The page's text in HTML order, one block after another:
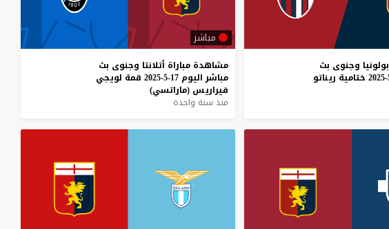
بولونيا وجنوى بث
ختامية ريناتو
مباشر
مشاهدة مباراة أتلانتا وجنوى بث
مباشر اليوم 17-5-2025 قمة لويجي
فيراريس (ماراتسي)
منذ سنة واحدة